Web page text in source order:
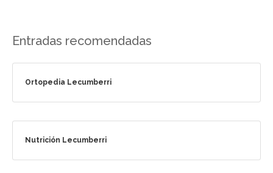
Entradas recomendadas
Ortopedia Lecumberri
Nutrición Lecumberri